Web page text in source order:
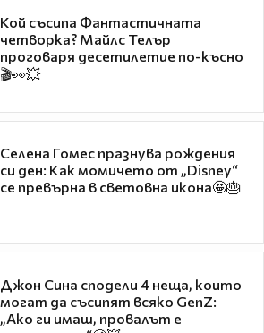
Кой съсипа Фантастичната
четворка? Майлс Телър
проговаря десетилетие по-късно
🎬👀💥
Селена Гомес празнува рождения
си ден: Как момичето от „Disney“
се превърна в световна икона🤩🎂
Джон Сина сподели 4 неща, които
могат да съсипят всяко GenZ:
„Ако ги имаш, провалът е